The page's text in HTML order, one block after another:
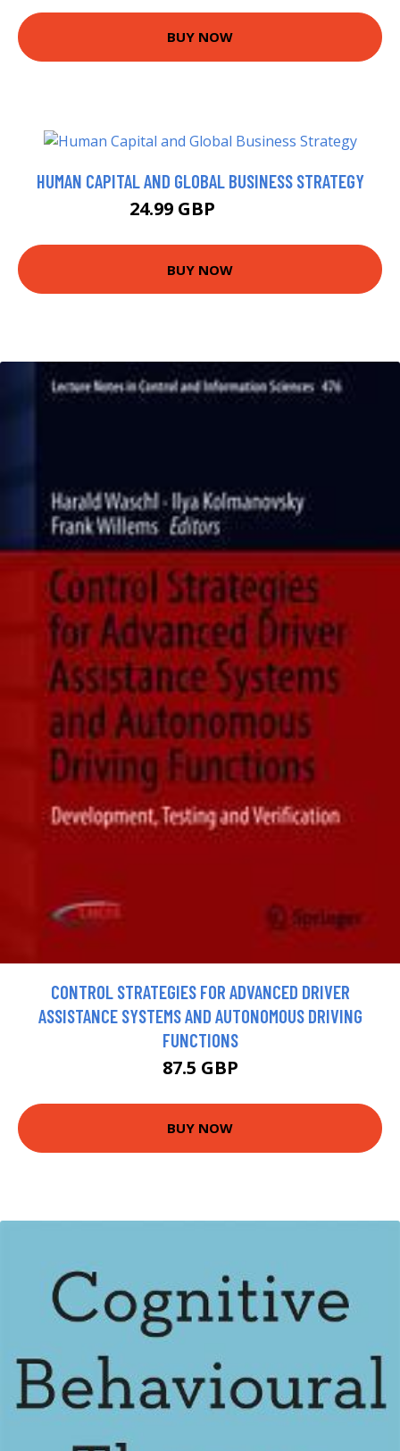
BUY NOW
HUMAN CAPITAL AND GLOBAL BUSINESS STRATEGY
24.99 GBP
BUY NOW
CONTROL STRATEGIES FOR ADVANCED DRIVER
ASSISTANCE SYSTEMS AND AUTONOMOUS DRIVING
FUNCTIONS
87.5 GBP
BUY NOW